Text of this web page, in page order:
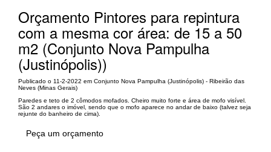
Orçamento Pintores para repintura
com a mesma cor área: de 15 a 50
m2 (Conjunto Nova Pampulha
(Justinópolis))
Publicado o 11-2-2022 em Conjunto Nova Pampulha (Justinópolis) - Ribeirão das
Neves (Minas Gerais)
Paredes e teto de 2 cômodos mofados. Cheiro muito forte e área de mofo visível.
São 2 andares o imóvel, sendo que o mofo aparece no andar de baixo (talvez seja
rejunte do banheiro de cima).
Peça um orçamento